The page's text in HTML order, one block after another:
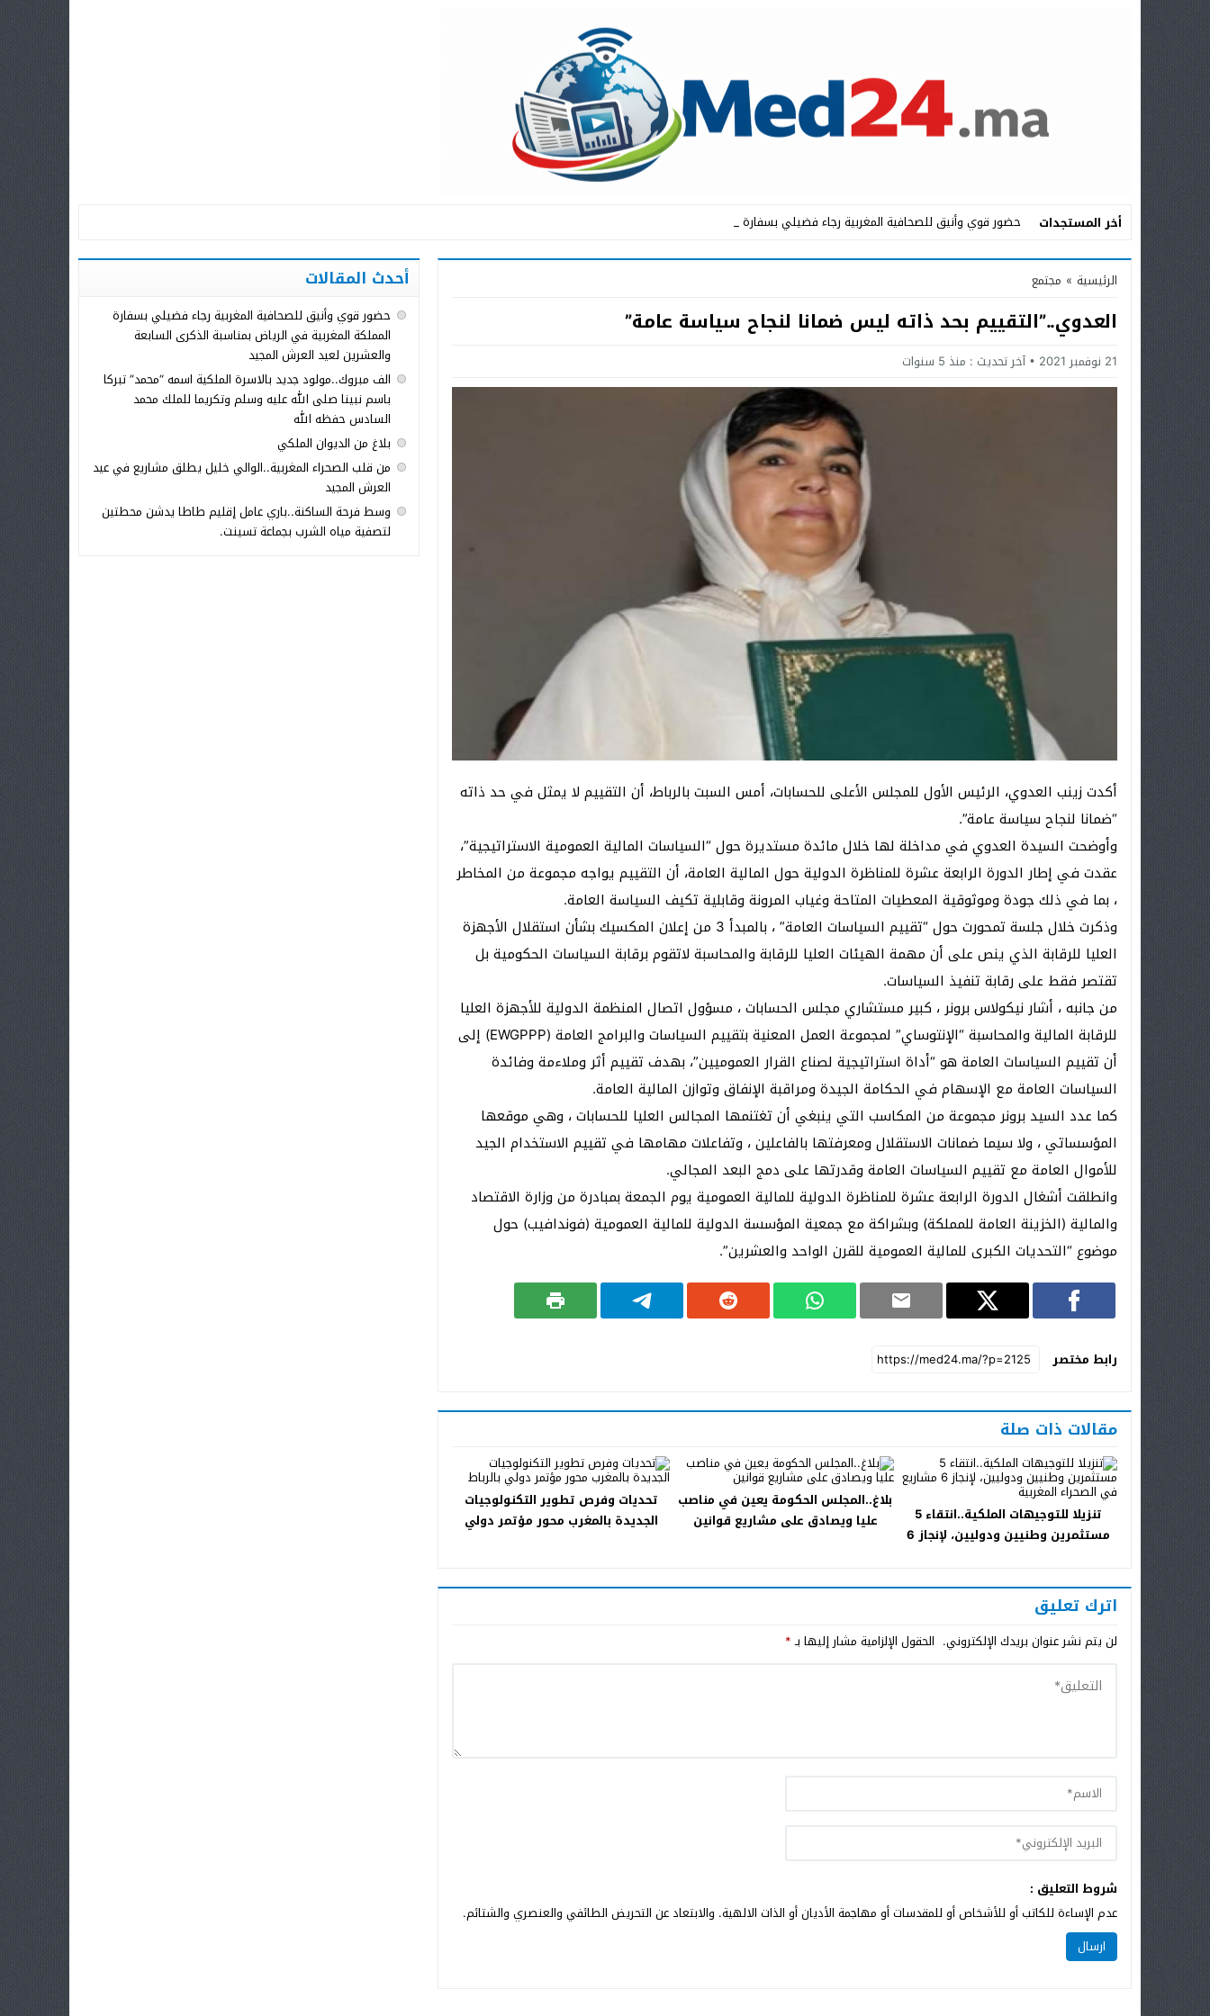
أخر المستجدات
حضور قوي وأنيق للصحافية المغربية رجاء فضيلي بسفارة المملكة _
Stop
Next
الرئيسية » مجتمع
العدوي..”التقييم بحد ذاته ليس ضمانا لنجاح سياسة عامة”
21 نوفمبر 2021 آخر تحديث : منذ 5 سنوات
أكدت زينب العدوي، الرئيس الأول للمجلس الأعلى للحسابات، أمس السبت بالرباط، أن التقييم لا يمثل في حد ذاته
“ضمانا لنجاح سياسة عامة”.
وأوضحت السيدة العدوي في مداخلة لها خلال مائدة مستديرة حول “السياسات المالية العمومية الاستراتيجية”،
عقدت في إطار الدورة الرابعة عشرة للمناظرة الدولية حول المالية العامة، أن التقييم يواجه مجموعة من المخاطر
، بما في ذلك جودة وموثوقية المعطيات المتاحة وغياب المرونة وقابلية تكيف السياسة العامة.
وذكرت خلال جلسة تمحورت حول “تقييم السياسات العامة” ، بالمبدأ 3 من إعلان المكسيك بشأن استقلال الأجهزة
العليا للرقابة الذي ينص على أن مهمة الهيئات اﻟﻌﻠﻴﺎ ﻟﻠﺮﻗﺎﺑﺔ واﻟﻤﺤﺎﺳﺒﺔ لاتقوم ﺑﺮﻗﺎﺑﺔ السياسات الحكومية ﺑﻞ
ﺗﻘﺘﺼﺮ ﻓﻘﻂ ﻋﻠﻰ رﻗﺎﺑﺔ ﺗﻨﻔﻴﺬ اﻟﺴﻴﺎﺳﺎت.
من جانبه ، أشار نيكولاس برونر ، كبير مستشاري مجلس الحسابات ، مسؤول اتصال المنظمة الدولية للأجهزة العليا
للرقابة المالية والمحاسبة “الإنتوساي” لمجموعة العمل المعنية بتقييم السياسات والبرامج العامة (EWGPPP) إلى
أن تقييم السياسات العامة هو “أداة استراتيجية لصناع القرار العموميين”، بهدف تقييم أثر وملاءمة وفائدة
السياسات العامة مع الإسهام في الحكامة الجيدة ومراقبة الإنفاق وتوازن المالية العامة.
كما عدد السيد برونر مجموعة من المكاسب التي ينبغي أن تغتنمها المجالس العليا للحسابات ، وهي موقعها
المؤسساتي ، ولا سيما ضمانات الاستقلال ومعرفتها بالفاعلين ، وتفاعلات مهامها في تقييم الاستخدام الجيد
للأموال العامة مع تقييم السياسات العامة وقدرتها على دمج البعد المجالي.
وانطلقت أشغال الدورة الرابعة عشرة للمناظرة الدولية للمالية العمومية يوم الجمعة بمبادرة من وزارة الاقتصاد
‏والمالية (الخزينة العامة للمملكة) وبشراكة مع جمعية المؤسسة الدولية للمالية العمومية (فوندافيب) حول
موضوع “‎التحديات الكبرى للمالية العمومية للقرن الواحد والعشرين‎”‎‏.‏
رابط مختصر
مقالات ذات صلة
تنزيلا للتوجيهات الملكية..انتقاء 5
مستثمرين وطنيين ودوليين، لإنجاز 6
بلاغ..المجلس الحكومة يعين في مناصب
عليا ويصادق على مشاريع قوانين
تحديات وفرص تطوير التكنولوجيات
الجديدة بالمغرب محور مؤتمر دولي
اترك تعليق
لن يتم نشر عنوان بريدك الإلكتروني. الحقول الإلزامية مشار إليها بـ*
شروط التعليق :
عدم الإساءة للكاتب أو للأشخاص أو للمقدسات أو مهاجمة الأديان أو الذات الالهية. والابتعاد عن التحريض الطائفي والعنصري والشتائم.
أحدث المقالات
حضور قوي وأنيق للصحافية المغربية رجاء فضيلي بسفارة
المملكة المغربية في الرياض بمناسبة الذكرى السابعة
والعشرين لعيد العرش المجيد
الف مبروك..مولود جديد بالاسرة الملكية اسمه “محمد” تبركا
باسم نبينا صلى الله عليه وسلم وتكريما للملك محمد
السادس حفظه الله
بلاغ من الديوان الملكي
من قلب الصحراء المغربية..الوالي خليل يطلق مشاريع في عيد
العرش المجيد
وسط فرحة الساكنة..باري عامل إقليم طاطا يدشن محطتين
لتصفية مياه الشرب بجماعة تسينت.